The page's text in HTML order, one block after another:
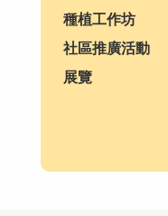
種植工作坊
社區推廣活動
展覽